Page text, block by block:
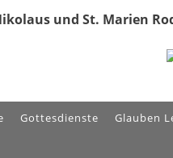
und St. Marien
Gottesdienste Glauben